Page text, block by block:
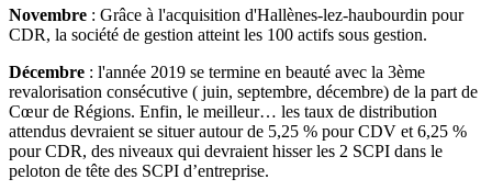
Novembre : Grâce à l'acquisition d'Hallènes-lez-haubourdin pour
CDR, la société de gestion atteint les 100 actifs sous gestion.
Décembre : l'année 2019 se termine en beauté avec la 3ème
revalorisation consécutive ( juin, septembre, décembre) de la part de
Cœur de Régions. Enfin, le meilleur… les taux de distribution
attendus devraient se situer autour de 5,25 % pour CDV et 6,25 %
pour CDR, des niveaux qui devraient hisser les 2 SCPI dans le
peloton de tête des SCPI d’entreprise.